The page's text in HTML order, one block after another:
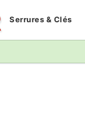
Serrures & Clés